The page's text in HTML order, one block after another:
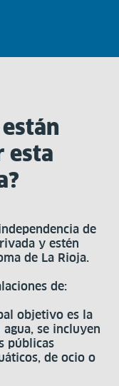
esta
de
y estén
de La Rioja.
de:
objetivo es la
se incluyen
públicas
de ocio o